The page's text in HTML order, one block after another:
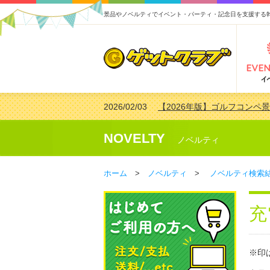
景品やノベルティでイベント・パーティ・記念日を支援する
2026/02/03【2026年版】ゴルフコンペ
2026/07/15【2026年版】ビンゴゲーム
2026/04/03【2026年版】ゴルフコンペ
2026/02/16 【2026年版】結婚式の二次
NOVELTY ノベルティ
ホーム > ノベルティ > ノベルティ検索
※印